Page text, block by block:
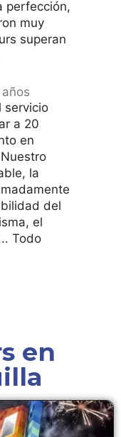
perfección,
muy
superan
servicio
a 20
en
la
del
el
Todo
en